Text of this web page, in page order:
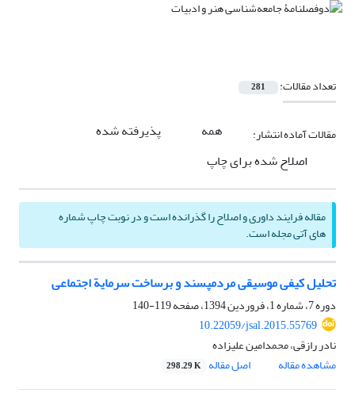
تعداد مقالات: 281
مقالات آماده انتشار: همه
پذیرفته شده
اصلاح شده برای چاپ
مقاله فرایند داوری و اصلاح را گذرانده است و در نوبت چاپ شماره
های آتی مجله است.
تحلیل کیفی موسیقی مردم‏پسند و برساخت سرمایة اجتماعی
دوره 7، شماره 1، فروردین 1394، صفحه
119-140
10.22059/jsal.2015.55769
نادر رازقی، محمدامین علیزاده
مشاهده مقاله
اصل مقاله 298.29 K